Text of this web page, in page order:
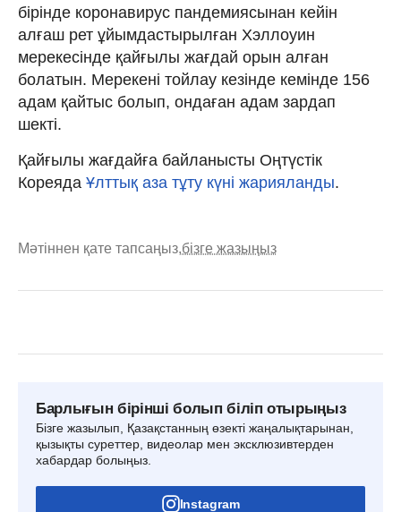
бірінде коронавирус пандемиясынан кейін
алғаш рет ұйымдастырылған Хэллоуин
мерекесінде қайғылы жағдай орын алған
болатын. Мерекені тойлау кезінде кемінде 156
адам қайтыс болып, ондаған адам зардап
шекті.
Қайғылы жағдайға байланысты Оңтүстік
Кореяда Ұлттық аза тұту күні жарияланды.
Мәтіннен қате тапсаңыз,бізге жазыңыз
Барлығын бірінші болып біліп отырыңыз
Бізге жазылып, Қазақстанның өзекті жаңалықтарынан,
қызықты суреттер, видеолар мен эксклюзивтерден
хабардар болыңыз.
Instagram